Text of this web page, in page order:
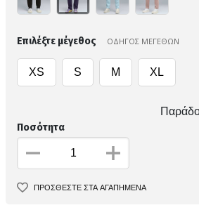
Επιλέξτε μέγεθος ΟΔΗΓΟΣ ΜΕΓΕΘΩΝ
XS S M XL
Ποσότητα
ΠΡΟΣΘΕΣΤΕ ΣΤΑ ΑΓΑΠΗΜΕΝΑ